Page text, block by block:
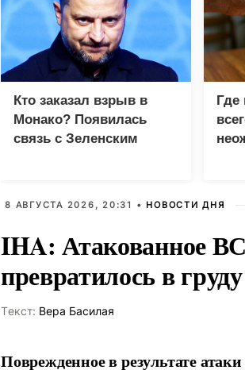
Кто заказал взрыв в
Монако? Появилась
связь с Зеленским
8 АВГУСТА 2026, 20:31 • НОВОСТИ ДНЯ
IHA: Атакованное
превратилось в
Tекст: Вера Басилая
Поврежденное в результате